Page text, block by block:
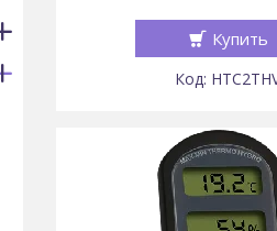
Купить